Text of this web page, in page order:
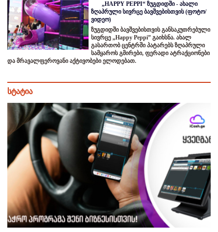
„HAPPY PEPPI“ ზუგდიდში - ახალი
ზღაპრული სივრცე ბავშვებისთვის (ფოტო/
ვიდეო)
ზუგდიდში ბავშვებისთვის განსაკუთრებული
სივრცე „Happy Peppi” გაიხსნა. ახალ
გასართობ ცენტრში პატარებს ზღაპრული
სამყაროს გმირები, ფერადი ატრაქციონები
და მრავალფეროვანი აქტივობები ელოდებათ.
სტატია